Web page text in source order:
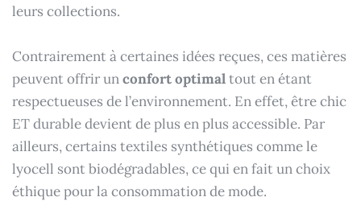
leurs collections.
Contrairement à certaines idées reçues, ces matières
peuvent offrir unconfort optimaltout en étant
respectueuses de l’environnement. En effet, être chic
ET durable devient de plus en plus accessible. Par
ailleurs, certains textiles synthétiques comme le
lyocell sont biodégradables, ce qui en fait un choix
éthique pour la consommation de mode.